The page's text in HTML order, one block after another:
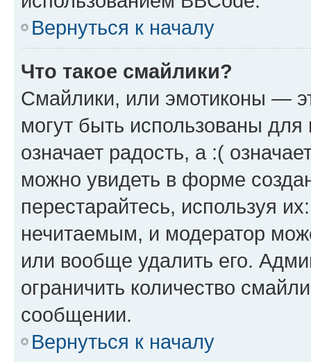
Вернуться к началу
Что такое смайлики?
Смайлики, или эмотиконы —
могут быть использованы
означает радость, а :(
можно увидеть в форме
перестарайтесь, используя
нечитаемым, и модератор
или вообще удалить его.
ограничить количество
сообщении.
Вернуться к началу